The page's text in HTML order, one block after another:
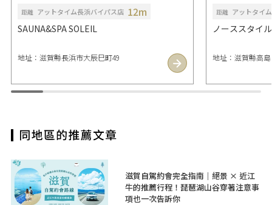
距離 アットタイム長浜バイパス店 12m
SAUNA&SPA SOLEIL
地址：滋賀縣長浜市大辰巳町49
距離 アットタイ
ノーススタイ
地址：滋賀縣高
滋賀自駕約會完全指南｜絕景 × 近江
牛的推薦行程！琵琶湖山谷穿著注意事
項也一次告訴你